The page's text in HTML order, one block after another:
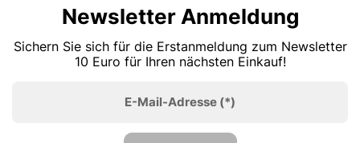
Newsletter Anmeldung
Sichern Sie sich für die Erstanmeldung zum Newsletter
10 Euro für Ihren nächsten Einkauf!
E-Mail-Adresse (*)